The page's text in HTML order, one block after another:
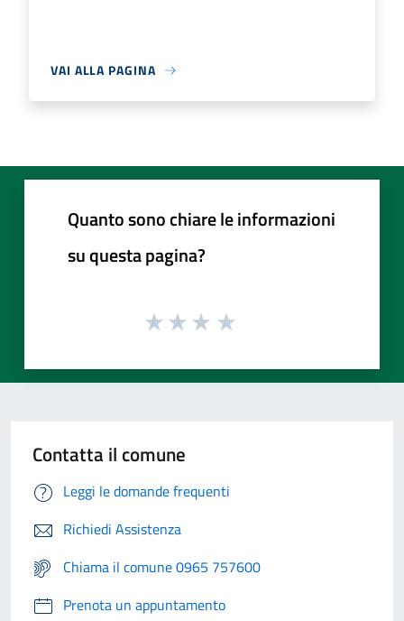
VAI ALLA PAGINA
Quanto sono chiare le informazioni
su questa pagina?
Contatta il comune
Leggi le domande frequenti
Richiedi Assistenza
Chiama il comune 0965 757600
Prenota un appuntamento